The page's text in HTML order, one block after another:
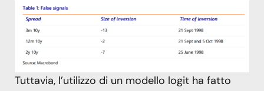
Tuttavia, l’utilizzo di un modello logit ha fatto